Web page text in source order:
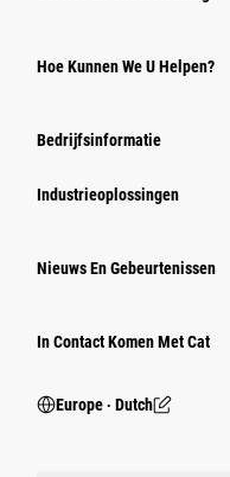
Hoe Kunnen We U Helpen?
Bedrijfsinformatie
Industrieoplossingen
Nieuws En Gebeurtenissen
In Contact Komen Met Cat
Europe ‧ Dutch